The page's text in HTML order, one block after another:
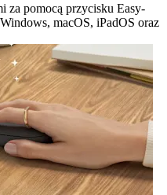
za pomocą przycisku Easy-
macOS, iPadOS oraz